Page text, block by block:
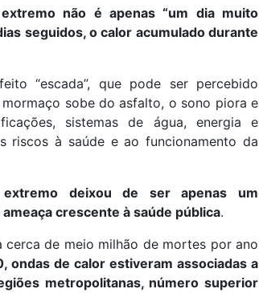
não é apenas “um dia muito
seguidos, o calor acumulado durante
“escada”, que pode ser percebido
sobe do asfalto, o sono piora e
sistemas de água, energia e
riscos à saúde e ao funcionamento da
deixou de ser apenas um
crescente à saúde pública.
de meio milhão de mortes por ano
ondas de calor estiveram associadas a
metropolitanas, número superior